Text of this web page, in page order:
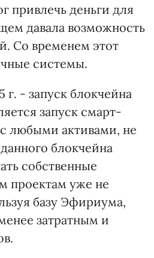
привлечь деньги для
давала возможность
Со временем этот
системы.
- запуск блокчейна
запуск смарт-
любыми активами, не
блокчейна
собственные
проектам уже не
базу Эфириума,
затратным и